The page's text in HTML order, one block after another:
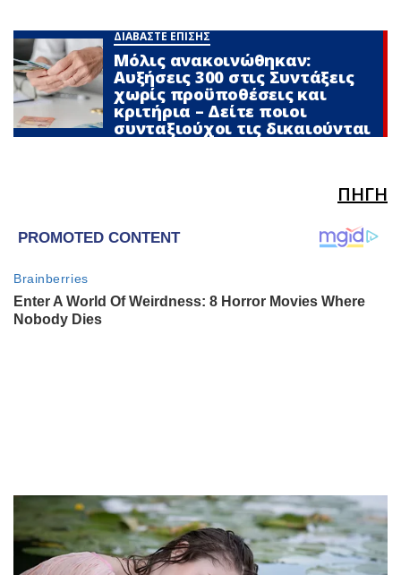
ΔΙΑΒΑΣΤΕ ΕΠΙΣΗΣ
Μόλις ανακοινώθηκαν:
Αυξήσεις 300 στις Συντάξεις
χωρίς προϋποθέσεις και
κριτήρια – Δείτε ποιοι
συνταξιούχοι τις δικαιούνται
ΠΗΓΗ